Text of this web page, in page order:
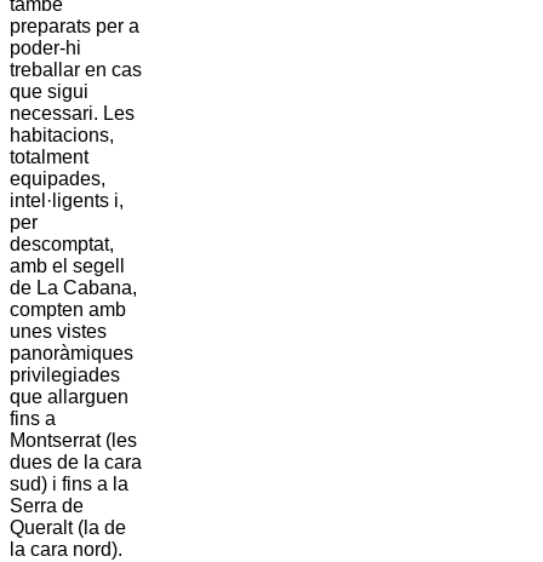
també
preparats per a
poder-hi
treballar en cas
que sigui
necessari. Les
habitacions,
totalment
equipades,
intel·ligents i,
per
descomptat,
amb el segell
de La Cabana,
compten amb
unes vistes
panoràmiques
privilegiades
que allarguen
fins a
Montserrat (les
dues de la cara
sud) i fins a la
Serra de
Queralt (la de
la cara nord).